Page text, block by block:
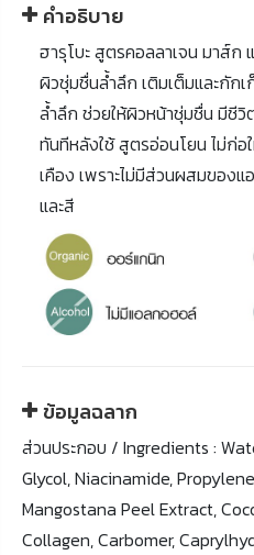
คำอธิบาย
ฮารุโบะ สูตรคอลลาเจน มาส์ก
ผิวชุ่มชื่นล้ำลึก เติมเต็มและกัก
ล้ำลึก ช่วยให้ผิวหน้าชุ่มชื่น มีชีวิ
ทันทีหลังใช้ สูตรอ่อนโยน ไม่ก่อ
เคือง เพราะไม่มีส่วนผสมของ
และสี
ข้อมูลฉลาก
ส่วนประกอบ / Ingredients :
Glycol, Niacinamide,
Mangostana Peel Extract,
Collagen, Carbomer,